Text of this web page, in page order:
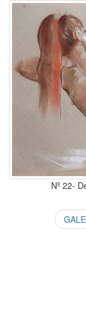
Nº 22-